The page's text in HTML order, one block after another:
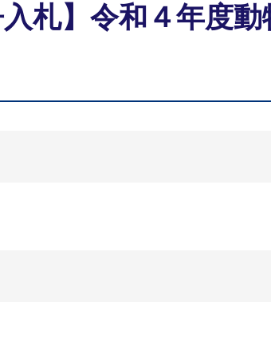
札】令和４年度